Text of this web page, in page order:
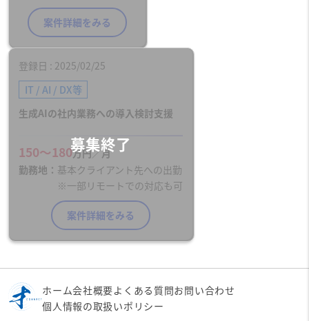
案件詳細をみる
登録日 2025/02/25
IT / AI / DX等
生成AIの社内業務への導入検討支援
150〜180万円／月
勤務地
基本クライアント先への出勤
※一部リモートでの対応も可
案件詳細をみる
ホーム会社概要よくある質問お問い合わせ
個人情報の取扱いポリシー